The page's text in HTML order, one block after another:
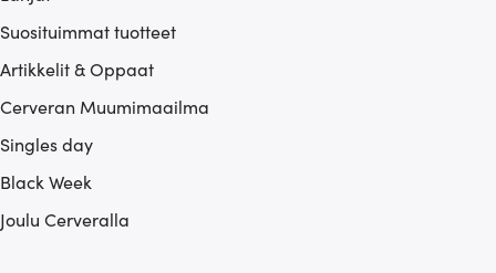
Suosituimmat tuotteet
Artikkelit & Oppaat
Cerveran Muumimaailma
Singles day
Black Week
Joulu Cerveralla